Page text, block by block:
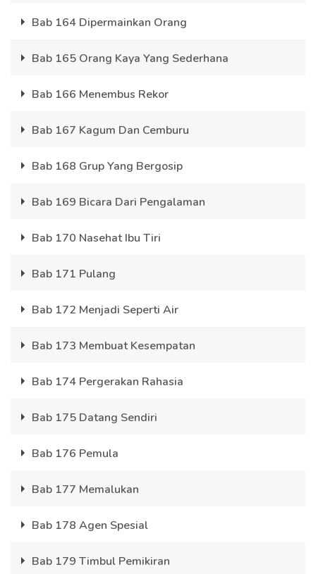
Bab 164 Dipermainkan Orang
Bab 165 Orang Kaya Yang Sederhana
Bab 166 Menembus Rekor
Bab 167 Kagum Dan Cemburu
Bab 168 Grup Yang Bergosip
Bab 169 Bicara Dari Pengalaman
Bab 170 Nasehat Ibu Tiri
Bab 171 Pulang
Bab 172 Menjadi Seperti Air
Bab 173 Membuat Kesempatan
Bab 174 Pergerakan Rahasia
Bab 175 Datang Sendiri
Bab 176 Pemula
Bab 177 Memalukan
Bab 178 Agen Spesial
Bab 179 Timbul Pemikiran